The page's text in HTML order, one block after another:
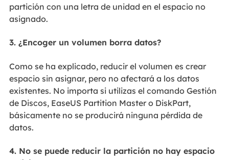
partición con una letra de unidad en el espacio no
asignado.
3. ¿Encoger un volumen borra datos?
Como se ha explicado, reducir el volumen es crear
espacio sin asignar, pero no afectará a los datos
existentes. No importa si utilizas el comando Gestión
de Discos, EaseUS Partition Master o DiskPart,
básicamente no se producirá ninguna pérdida de
datos.
4. No se puede reducir la partición no hay espacio